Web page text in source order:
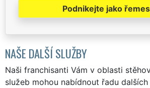
Podnikejte jako
NAŠE DALŠÍ SLUŽBY
Naši franchisanti Vám v oblasti
služeb mohou nabídnout řadu